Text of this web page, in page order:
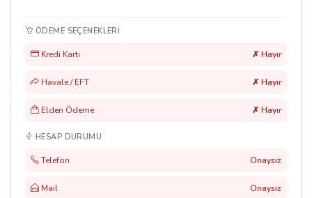
ÖDEME SEÇENEKLERI
Kredi Kartı ✗ Hayır
Havale / EFT ✗ Hayır
Elden Ödeme ✗ Hayır
HESAP DURUMU
Telefon Onaysız
Mail Onaysız